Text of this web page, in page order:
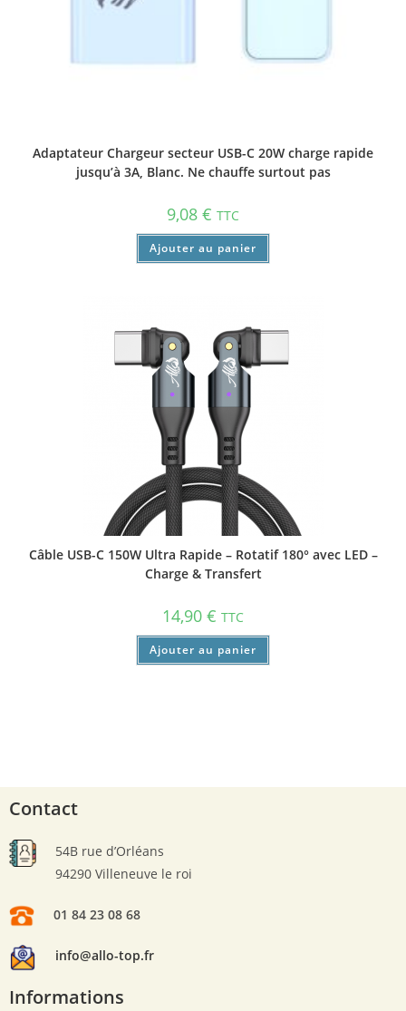
Adaptateur Chargeur secteur USB-C 20W charge rapide
jusqu’à 3A, Blanc. Ne chauffe surtout pas
9,08 € TTC
Ajouter au panier
Câble USB-C 150W Ultra Rapide – Rotatif 180° avec LED –
Charge & Transfert
14,90 € TTC
Ajouter au panier
Contact
54B rue d’Orléans
94290 Villeneuve le roi
01 84 23 08 68
info@allo-top.fr
Informations